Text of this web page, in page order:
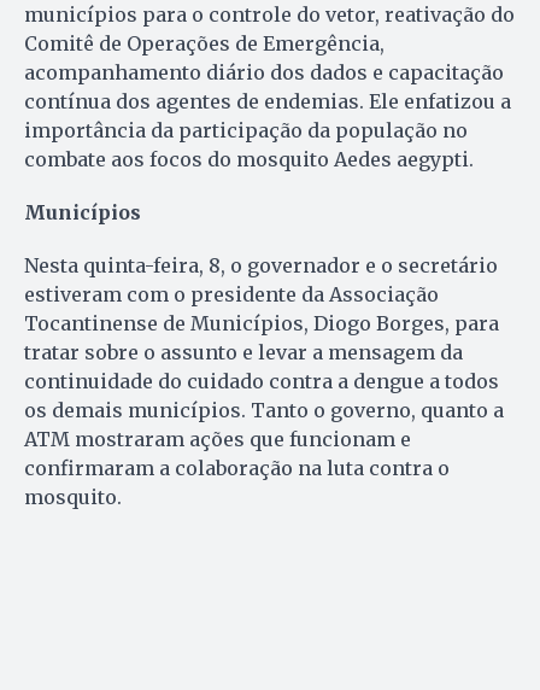
municípios para o controle do vetor, reativação do
Comitê de Operações de Emergência,
acompanhamento diário dos dados e capacitação
contínua dos agentes de endemias. Ele enfatizou a
importância da participação da população no
combate aos focos do mosquito Aedes aegypti.
Municípios
Nesta quinta-feira, 8, o governador e o secretário
estiveram com o presidente da Associação
Tocantinense de Municípios, Diogo Borges, para
tratar sobre o assunto e levar a mensagem da
continuidade do cuidado contra a dengue a todos
os demais municípios. Tanto o governo, quanto a
ATM mostraram ações que funcionam e
confirmaram a colaboração na luta contra o
mosquito.